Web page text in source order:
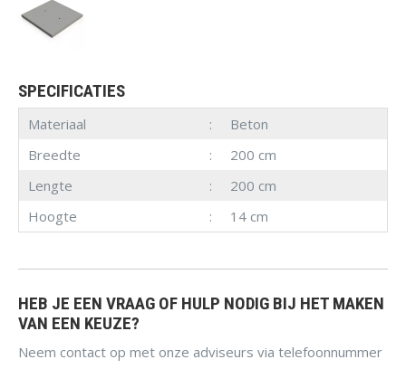
SPECIFICATIES
Materiaal
Beton
Breedte
200 cm
Lengte
200 cm
Hoogte
14 cm
HEB JE EEN VRAAG OF HULP NODIG BIJ HET MAKEN
VAN EEN KEUZE?
Neem contact op met onze adviseurs via telefoonnummer